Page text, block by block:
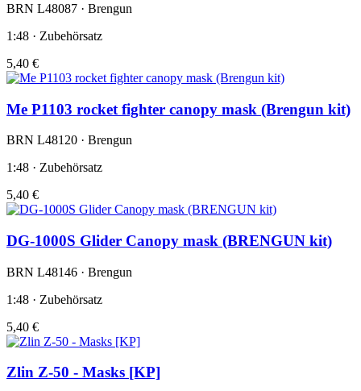
BRN L48087 · Brengun
1:48 · Zubehörsatz
5,40 €
Me P1103 rocket fighter canopy mask (Brengun kit)
BRN L48120 · Brengun
1:48 · Zubehörsatz
5,40 €
DG-1000S Glider Canopy mask (BRENGUN kit)
BRN L48146 · Brengun
1:48 · Zubehörsatz
5,40 €
Zlin Z-50 - Masks [KP]